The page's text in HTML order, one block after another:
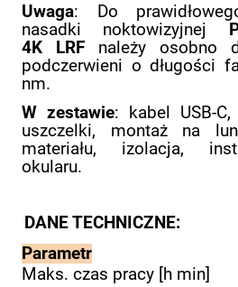
Uwaga: Do
nasadki noktowizyjnej
4K
LRF należy osobno
podczerwieni o długości
nm.
W zestawie: kabel USB-
uszczelki, montaż na
materiału, izolacja,
okularu.
DANE TECHNICZNE:
Parametr
Maks. czas pracy [h min]